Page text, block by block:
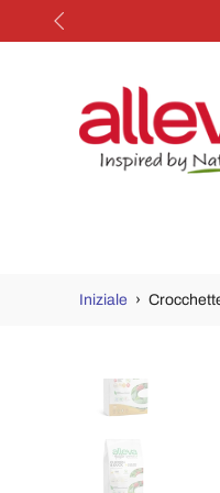
Salta
Iniziale ›
Passa
informazioni
sul